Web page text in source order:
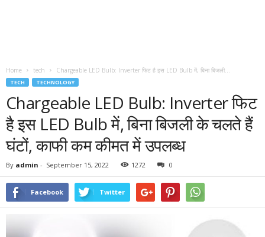
Home tech Chargeable LED Bulb: Inverter फिट है इस LED Bulb में, बिना बिजली...
TECH TECHNOLOGY
Chargeable LED Bulb: Inverter फिट
है इस LED Bulb में, बिना बिजली के चलते हैं
घंटों, काफी कम कीमत में उपलब्ध
By admin - September 15, 2022 1272 0
Facebook Twitter